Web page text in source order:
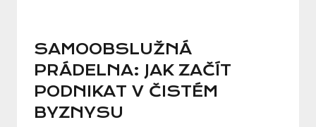
SAMOOBSLUŽNÁ
PRÁDELNA: JAK ZAČÍT
PODNIKAT V ČISTÉM
BYZNYSU